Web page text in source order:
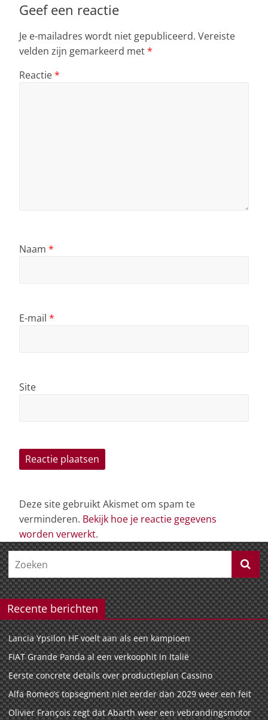
Geef een reactie
Je e-mailadres wordt niet gepubliceerd. Vereiste
velden zijn gemarkeerd met*
Reactie*
Naam *
E-mail *
Site
Deze site gebruikt Akismet om spam te
verminderen. Bekijk hoe je reactie gegevens
worden verwerkt.
Recente berichten
Lancia Ypsilon HF voelt aan als een kampioen
FIAT Grande Panda al een verkoophit in Italië
Eerste concrete details over productieplan Cassino
Alfa Romeo’s topsegment niet eerder dan 2029 weer een feit
Olivier François zegt dat Abarth weer een vebrandingsmotor